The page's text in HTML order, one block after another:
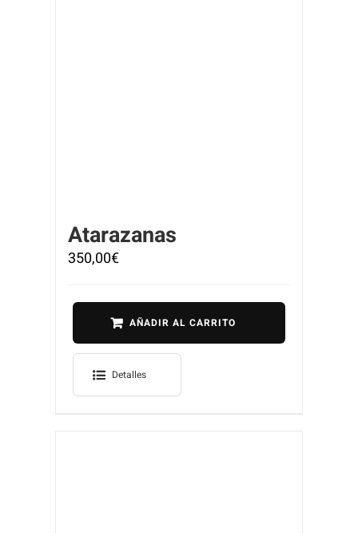
Atarazanas
350,00€
AÑADIR AL CARRITO
Detalles